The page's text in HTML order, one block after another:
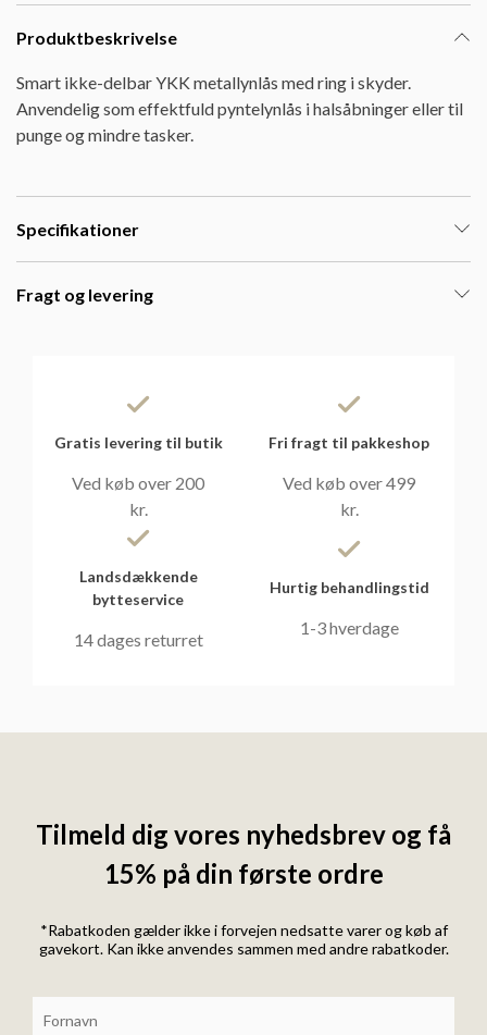
Produktbeskrivelse
Smart ikke-delbar YKK metallynlås med ring i skyder.
Anvendelig som effektfuld pyntelynlås i halsåbninger eller til
punge og mindre tasker.
Specifikationer
Fragt og levering
Gratis levering til butik
Ved køb over 200
kr.
Fri fragt til pakkeshop
Ved køb over 499
kr.
Landsdækkende
bytteservice
14 dages returret
Hurtig behandlingstid
1-3 hverdage
Tilmeld dig vores nyhedsbrev og få
15% på din første ordre
*Rabatkoden gælder ikke i forvejen nedsatte varer og køb af
gavekort. Kan ikke anvendes sammen med andre rabatkoder.